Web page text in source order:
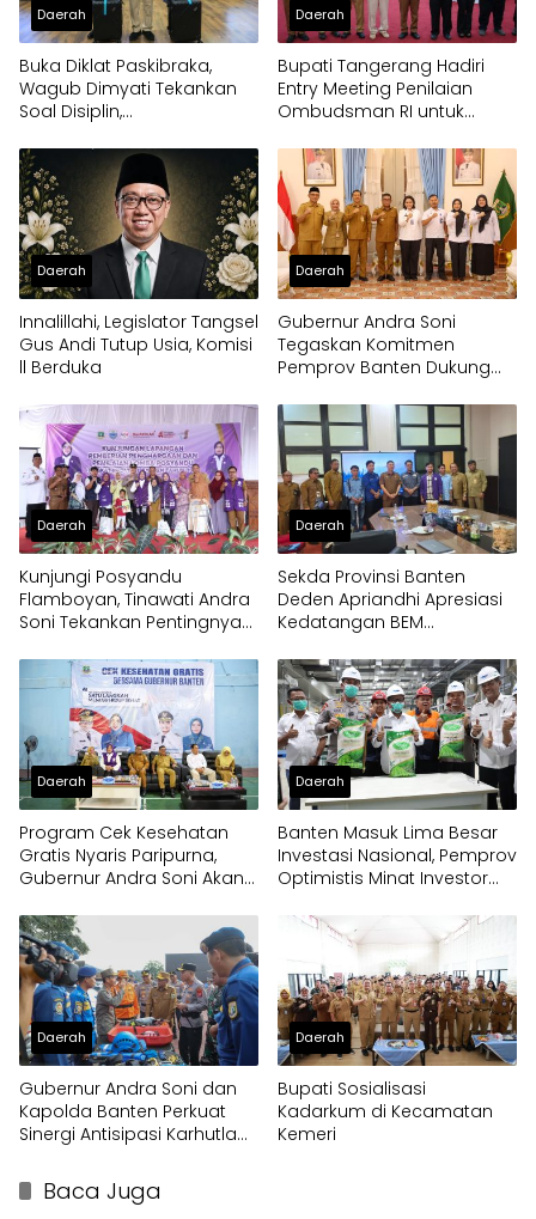
Daerah
Buka Diklat Paskibraka,
Wagub Dimyati Tekankan
Soal Disiplin,
Prestasi Akademik
Daerah
Bupati Tangerang Hadiri
Entry Meeting Penilaian
Ombudsman RI untuk
Pelayanan Publik
Daerah
Innalillahi, Legislator Tangsel
Gus Andi Tutup Usia, Komisi
ll Berduka
Daerah
Gubernur Andra Soni
Tegaskan Komitmen
Pemprov Banten Dukung
Gratis
Daerah
Kunjungi Posyandu
Flamboyan, Tinawati Andra
Soni Tekankan Pentingnya
Daerah
Sekda Provinsi Banten
Deden Apriandhi Apresiasi
Kedatangan BEM
Daerah
Program Cek Kesehatan
Gratis Nyaris Paripurna,
Gubernur Andra Soni Akan
Daerah
Banten Masuk Lima Besar
Investasi Nasional, Pemprov
Optimistis Minat Investor
Daerah
Gubernur Andra Soni dan
Kapolda Banten Perkuat
Sinergi Antisipasi Karhutla
Daerah
Bupati Sosialisasi
Kadarkum di Kecamatan
Kemeri
Baca Juga